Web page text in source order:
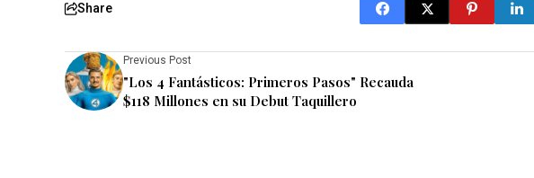
Share
Previous Post
"Los 4 Fantásticos: Primeros Pasos" Recauda
$118 Millones en su Debut Taquillero